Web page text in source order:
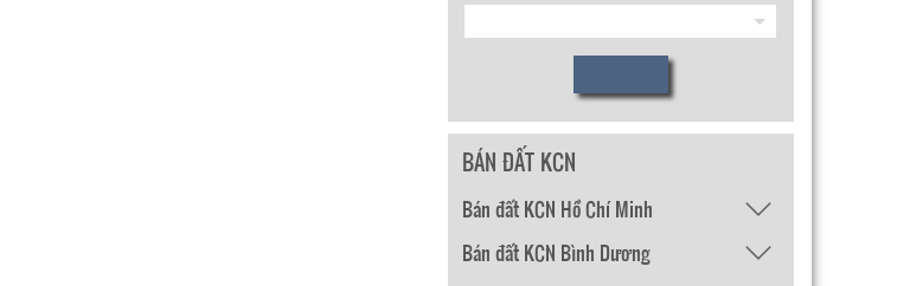
BÁN ĐẤT KCN
Bán đất KCN Hồ Chí Minh
Bán đất KCN Bình Dương